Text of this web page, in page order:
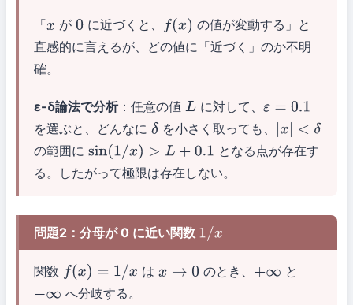
「x が0 に近づくと、 f(x)
の値が変動する」と
直感的に言えるが、どの値に「近づく」のか不明
確。
ε-δ論法で分析：任意の値L に対して、 ε=0.1
を選ぶと、どんなにδを小さく取っても、 x| <δ
の範囲にsin(1/x)>L +0.1
となる点が存在す
る。したがって極限は存在しない。
問題2：分母が 0 に近い関数 1/x
関数 f(x)= 1/x はx→0 のとき、 +∞
と
−∞ へ分岐する。